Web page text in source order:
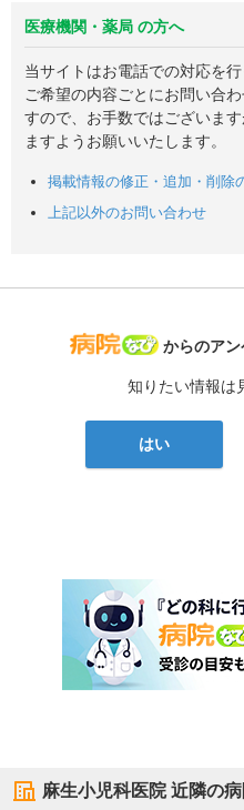
医療機関・薬局 の方へ
当サイトはお電話での対応を行
ご希望の内容ごとにお問い合
すので、お手数ではございま
ますようお願いいたします。
掲載情報の修正・追加・削除
上記以外のお問い合わせ
病院なび
からのアン
知りたい情報は
はい
麻生小児科医院近隣の病